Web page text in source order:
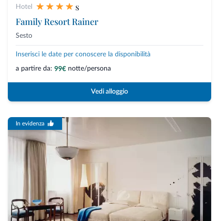
Hotel
s
Family Resort Rainer
Sesto
Inserisci le date per conoscere la disponibilità
a partire da: 99€ notte/persona
Vedi alloggio
In evidenza